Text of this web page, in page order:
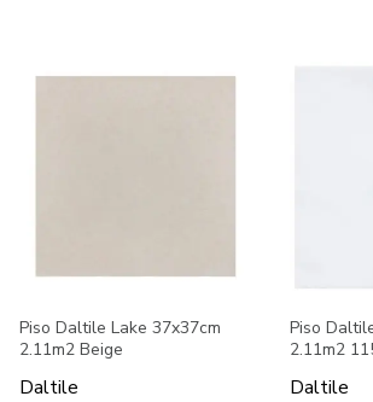
Piso Daltile Lake 37x37cm
2.11m2 Beige
Daltile
Piso
2.11m2
Daltile